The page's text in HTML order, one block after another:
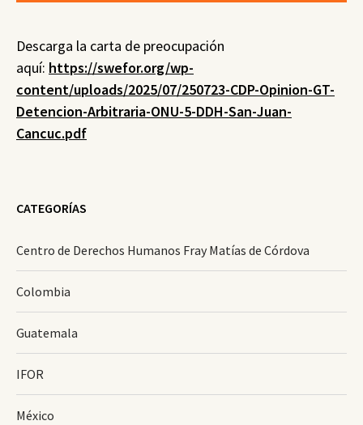
Descarga la carta de preocupación
aquí: https://swefor.org/wp-
content/uploads/2025/07/250723-CDP-Opinion-GT-
Detencion-Arbitraria-ONU-5-DDH-San-Juan-
Cancuc.pdf
CATEGORÍAS
Centro de Derechos Humanos Fray Matías de Córdova
Colombia
Guatemala
IFOR
México